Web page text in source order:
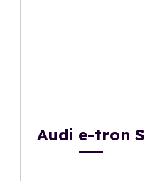
Audi e-tron S